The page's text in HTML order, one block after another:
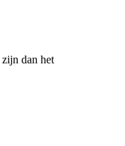
dan het